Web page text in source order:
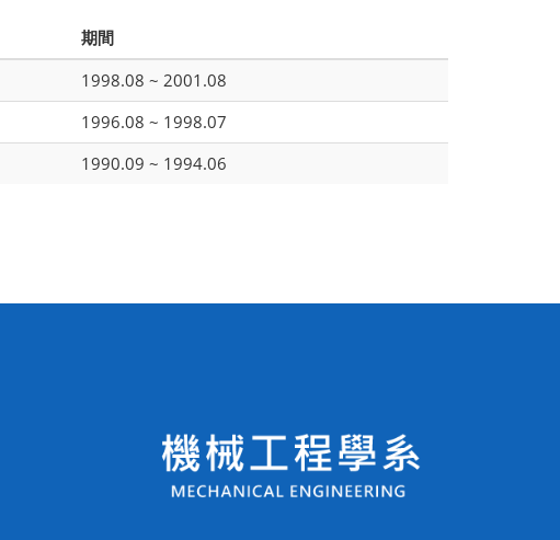
期間
1998.08 ~ 2001.08
1996.08 ~ 1998.07
1990.09 ~ 1994.06